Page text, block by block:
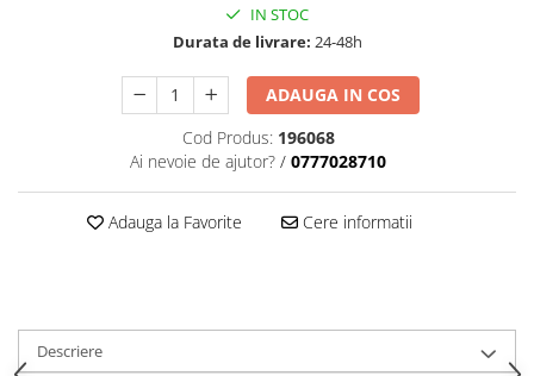
cauciucuri-bicicleta
Camere bicicleta
Cauciuc tubeless cu GEL antipană
Accesorii
Anvelope moto
Camere moto
IN STOC
Durata de livrare: 24-48h
ADAUGA IN COS
Cod Produs: 196068
Ai nevoie de ajutor? / 0777028710
Adauga la Favorite Cere informatii
Descriere